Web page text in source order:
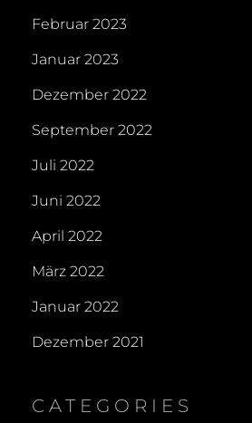
Februar 2023
Januar 2023
Dezember 2022
September 2022
Juli 2022
Juni 2022
April 2022
März 2022
Januar 2022
Dezember 2021
CATEGORIES